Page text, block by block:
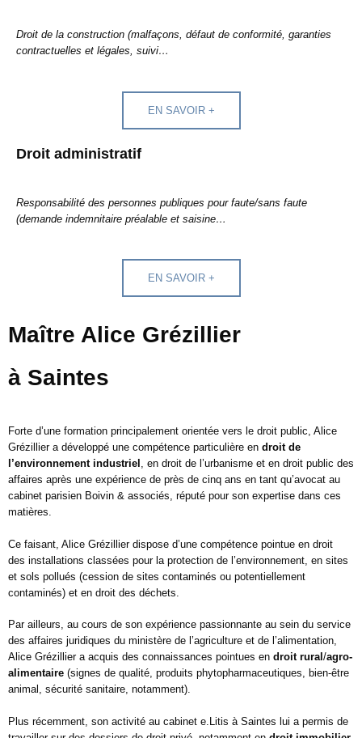
Droit de la construction (malfaçons, défaut de conformité, garanties
contractuelles et légales, suivi…
EN SAVOIR +
Droit administratif
Responsabilité des personnes publiques pour faute/sans faute
(demande indemnitaire préalable et saisine…
EN SAVOIR +
Maître Alice Grézillier
à Saintes
Forte d’une formation principalement orientée vers le droit public, Alice
Grézillier a développé une compétence particulière en droit de
l’environnement industriel , en droit de l’urbanisme et en droit public des
affaires après une expérience de près de cinq ans en tant qu’avocat au
cabinet parisien Boivin & associés, réputé pour son expertise dans ces
matières.
Ce faisant, Alice Grézillier dispose d’une compétence pointue en droit
des installations classées pour la protection de l’environnement , en sites
et sols pollués (cession de sites contaminés ou potentiellement
contaminés) et en droit des déchets
Par ailleurs, au cours de son expérience passionnante au sein du service
des affaires juridiques du ministère de l’agriculture et de l’alimentation,
Alice Grézillier a acquis des connaissances pointues en droit rural /agro-
alimentaire (signes de qualité, produits phytopharmaceutiques, bien-être
animal, sécurité sanitaire, notamment).
Plus récemment, son activité au cabinet e.Litis à Saintes lui a permis de